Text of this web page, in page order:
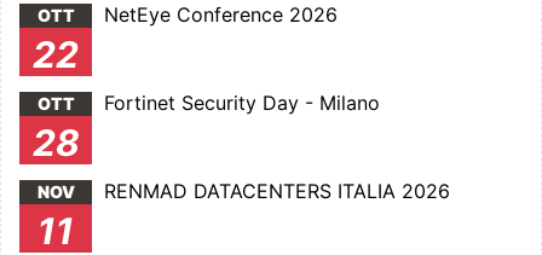
OTT
22
NetEye Conference 2026
OTT
28
Fortinet Security Day - Milano
NOV
11
RENMAD DATACENTERS ITALIA 2026